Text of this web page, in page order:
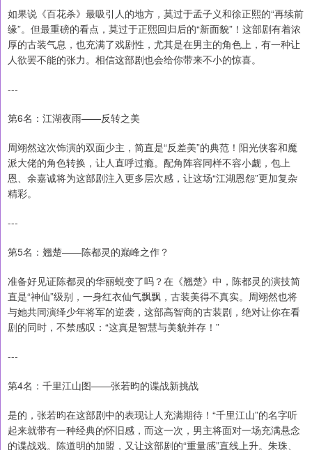
如果说《百花杀》最吸引人的地方，莫过于孟子义和徐正熙的“再续前
缘”。但最重磅的看点，莫过于正熙回归后的“新面貌”！这部剧有着浓
厚的古装气息，也充满了戏剧性，尤其是在男主的角色上，有一种让
人欲罢不能的张力。相信这部剧也会给你带来不小的惊喜。
---
第6名：江湖夜雨——反转之美
周翊然这次饰演的双面少主，简直是“反差美”的典范！阳光侠客和魔
派大佬的角色转换，让人直呼过瘾。配角阵容同样不容小觑，包上
恩、余嘉诚将为这部剧注入更多层次感，让这场“江湖恩怨”更加复杂
精彩。
---
第5名：翘楚——陈都灵的巅峰之作？
准备好见证陈都灵的华丽蜕变了吗？在《翘楚》中，陈都灵的演技简
直是“神仙”级别，一身红衣仙气飘飘，古装美得不真实。周翊然也将
与她共同演绎少年将军的逆袭，这部高智商的古装剧，绝对让你在看
剧的同时，不禁感叹：“这真是智慧与美貌并存！”
---
第4名：千里江山图——张若昀的谍战新挑战
是的，张若昀在这部剧中的表现让人充满期待！“千里江山”的名字听
起来就带有一种经典的怀旧感，而这一次，男主将面对一场充满悬念
的谍战戏。陈道明的加盟，又让这部剧的“重量感”直线上升。朱珠、